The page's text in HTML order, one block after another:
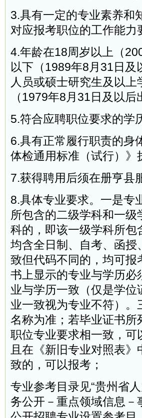
3.具有一定的专业素养和
对应报考职位的工作能力
4.年龄在18周岁以上（
以下（1989年8月31日及
人员或硕士研究生及以
（1979年8月31日及以后
5.符合应聘职位要求的学
6.具有正常履行职责的身
体检通用标准（试行）》
7.获得聘用后须在册亨县
8.具体专业要求。一是专
所包含的二级学科和一
科的，即该一级学科所
均含全日制、自考、函
致但代码不同的，均可
书上显示的专业与学历
业与学历一致（仅是学
业一致视为专业不符）
名称为准；若毕业证书
职位专业要求相一致，
且在《新旧专业对照表
致的，可以报考；
专业参考目录见“贵州省
务公开－重点领域信息－